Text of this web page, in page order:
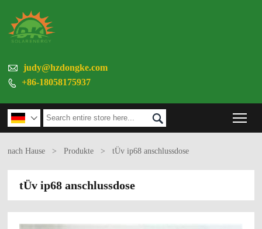
 judy@hzdongke.com
 +86-18058175937
 
nach Hause > Produkte > tÜv ip68 anschlussdose
tÜv ip68 anschlussdose